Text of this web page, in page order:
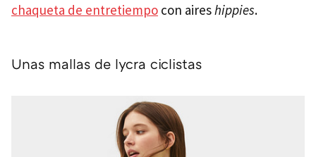
chaqueta de entretiempo con aireshippies.
Unas mallas de lycra ciclistas